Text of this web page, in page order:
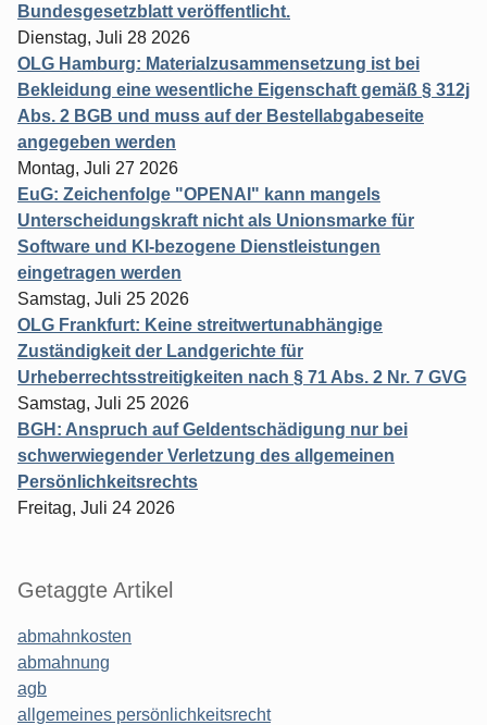
Bundesgesetzblatt veröffentlicht.
Dienstag, Juli 28 2026
OLG Hamburg: Materialzusammensetzung ist bei
Bekleidung eine wesentliche Eigenschaft gemäß § 312j
Abs. 2 BGB und muss auf der Bestellabgabeseite
angegeben werden
Montag, Juli 27 2026
EuG: Zeichenfolge "OPENAI" kann mangels
Unterscheidungskraft nicht als Unionsmarke für
Software und KI-bezogene Dienstleistungen
eingetragen werden
Samstag, Juli 25 2026
OLG Frankfurt: Keine streitwertunabhängige
Zuständigkeit der Landgerichte für
Urheberrechtsstreitigkeiten nach § 71 Abs. 2 Nr. 7 GVG
Samstag, Juli 25 2026
BGH: Anspruch auf Geldentschädigung nur bei
schwerwiegender Verletzung des allgemeinen
Persönlichkeitsrechts
Freitag, Juli 24 2026
Getaggte Artikel
abmahnkosten
abmahnung
agb
allgemeines persönlichkeitsrecht